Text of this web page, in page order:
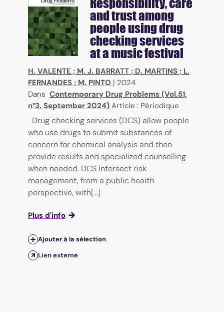
and trust among
people using drug
checking services
at a music festival
H. VALENTE ; M. J. BARRATT ; D. MARTINS ; L.
FERNANDES ; M. PINTO | 2024
Dans Contemporary Drug Problems (Vol.51,
n°3, September 2024) Article : Périodique
Drug checking services (DCS) allow people
who use drugs to submit substances of
concern for chemical analysis and then
provide results and specialized counselling
when needed. DCS intersect risk
management, from a public health
perspective, with[...]
Plus d'info
Ajouter à la sélection
Lien externe